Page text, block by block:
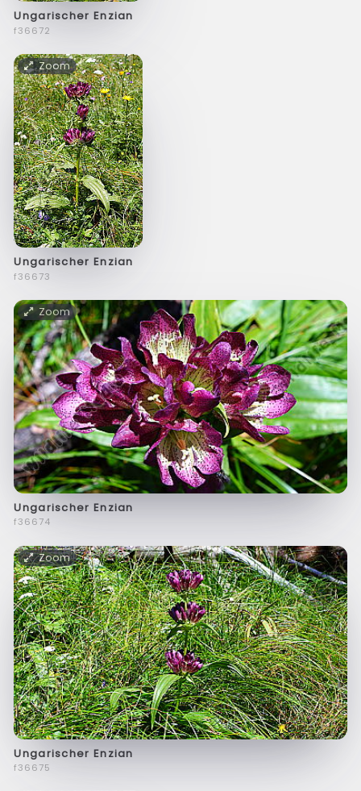
Ungarischer Enzian
f36672
Zoom
Ungarischer Enzian
f36673
Zoom
Ungarischer Enzian
f36674
Zoom
Ungarischer Enzian
f36675